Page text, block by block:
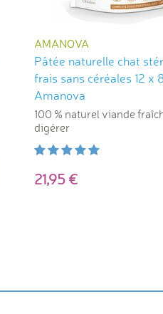
AMANOVA
Pâtée naturelle chat
frais sans céréales 12 x
Amanova
100 % naturel viande
digérer
21,95